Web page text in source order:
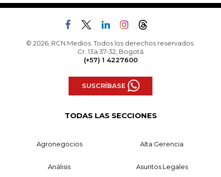
© 2026, RCN Medios. Todos los derechos reservados.
Cr. 13a 37-32, Bogotá
(+57) 1 4227600
SUSCRÍBASE
TODAS LAS SECCIONES
Agronegocios Alta Gerencia
Análisis Asuntos Legales